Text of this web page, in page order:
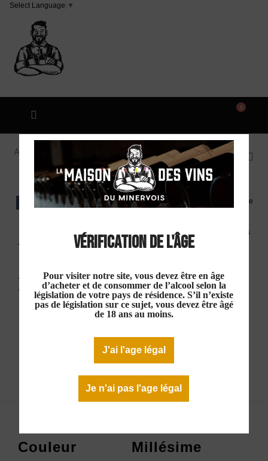
Vérification de l'âge
Pour visiter notre site, vous devez être en âge
d’acheter et de consommer de l’alcool selon la
législation de votre pays de résidence. S’il n’existe
pas de législation sur ce sujet, vous devez être âgé
de 18 ans au moins.
J'ai l'age légal
Je n'ai pas l'age légal
Select Language ▼
0
Accueil
Alliance Minervois "Image" AOP Minervois
EXCLU WEB
Alliance Minervois
Rouge 2019
11,40 € Rupture de stock
Couleur Millésime